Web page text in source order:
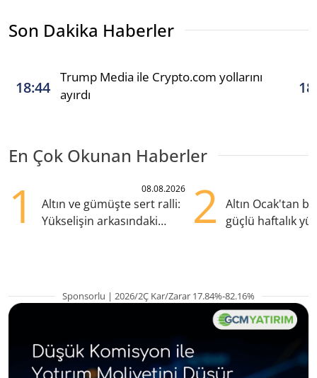
Son Dakika Haberler
18:44
Trump Media ile Crypto.com yollarını
ayırdı
En Çok Okunan Haberler
1 08.08.2026
Altın ve gümüşte sert ralli:
Yükselişin arkasındaki
2
Altın Ocak'tan
güçlü haftalık
Sponsorlu | 2026/2Ç Kar/Zarar 17.84%-82.16%